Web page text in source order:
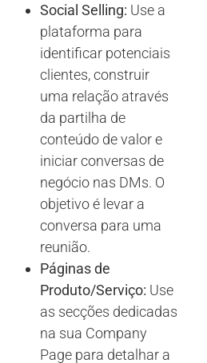
Social Selling: Use a
plataforma para
identificar potenciais
clientes, construir
uma relação através
da partilha de
conteúdo de valor e
iniciar conversas de
negócio nas DMs. O
objetivo é levar a
conversa para uma
reunião.
Páginas de
Produto/Serviço: Use
as secções dedicadas
na sua Company
Page para detalhar a